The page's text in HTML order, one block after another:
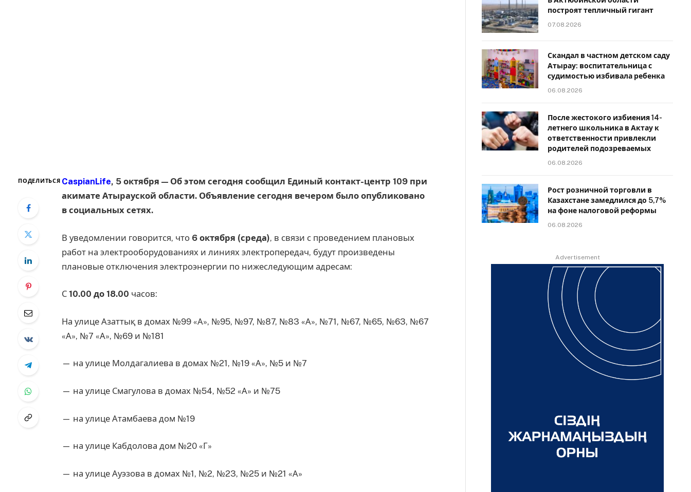
ПОДЕЛИТЬСЯ CaspianLife, 5 октября — Об этом сегодня сообщил Единый контакт-центр 109 при
акимате Атырауской области. Объявление сегодня вечером было опубликовано
в социальных сетях.
В уведомлении говорится, что 6 октября (среда), в связи с проведением плановых
работ на электрооборудованиях и линиях электропередач, будут произведены
плановые отключения электроэнергии по нижеследующим адресам:
С 10.00 до 18.00 часов:
На улице Азаттық в домах №99 «А», №95, №97, №87, №83 «А», №71, №67, №65, №63, №67
«А», №7 «А», №69 и №181
— на улице Молдагалиева в домах №21, №19 «А», №5 и №7
— на улице Смагулова в домах №54, №52 «А» и №75
— на улице Атамбаева дом №19
— на улице Кабдолова дом №20 «Г»
— на улице Ауэзова в домах №1, №2, №23, №25 и №21 «А»
построят тепличный гигант
07.08.2026
Скандал в частном детском саду
Атырау: воспитательница с
судимостью избивала ребенка
06.08.2026
После жестокого избиения 14-
летнего школьника в Актау к
ответственности привлекли
родителей подозреваемых
06.08.2026
Рост розничной торговли в
Казахстане замедлился до 5,7%
на фоне налоговой реформы
06.08.2026
Advertisement